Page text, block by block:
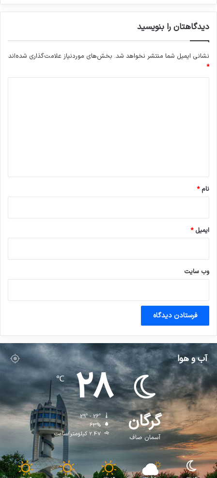
دیدگاهتان را بنویسید
نشانی ایمیل شما منتشر نخواهد شد. بخش‌های موردنیاز علامت‌گذاری شده‌اند
*
نام*
ایمیل*
وب‌ سایت
آب و هوا
گرگان
آسمان صاف
28
℃
29º - 26º
63%
2.47 کیلومتر/ساعت